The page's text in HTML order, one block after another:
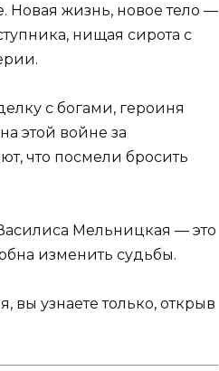
Новая жизнь, новое тело —
нищая сирота с
с богами, героиня
этой войне за
что посмели бросить
Мельницкая — это
изменить судьбы.
узнаете только, открыв